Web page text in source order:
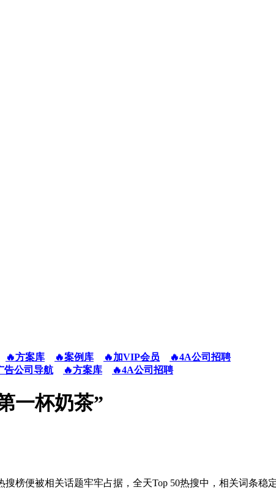
🔥方案库 🔥案例库 🔥加VIP会员
🔥4A公司招聘
告公司导航
🔥方案库 🔥4A公司招聘
一杯奶茶”
榜便被相关话题牢牢占据，全天Top 50热搜中，相关词条稳